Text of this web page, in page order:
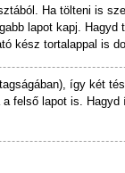
Ha tölteni is
lapot kapj. Hagyd
kész tortalappal is
így két
felső lapot is. Hagyd